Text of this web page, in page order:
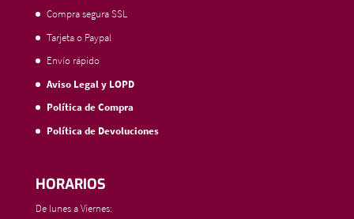
Compra segura SSL
Tarjeta o Paypal
Envío rápido
Aviso Legal y LOPD
Política de Compra
Política de Devoluciones
HORARIOS
De lunes a Viernes: